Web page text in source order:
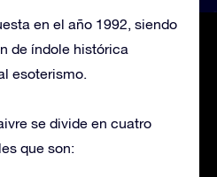
en el año 1992, siendo
de índole histórica
esoterismo.
se divide en cuatro
que son: